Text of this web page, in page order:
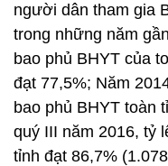
người dân tham gia
trong những năm
bao phủ BHYT của
đạt 77,5%; Năm
bao phủ BHYT toàn
quý III năm 2016, tỷ
tỉnh đạt 86,7%